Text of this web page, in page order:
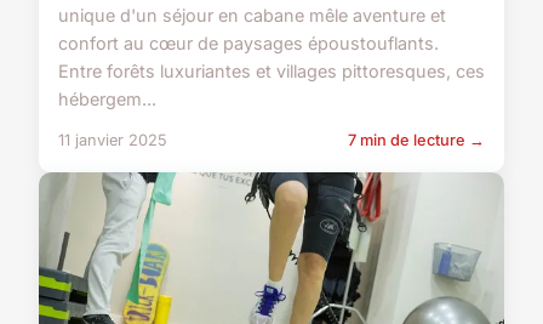
unique d'un séjour en cabane mêle aventure et
confort au cœur de paysages époustouflants.
Entre forêts luxuriantes et villages pittoresques, ces
hébergem...
11 janvier 2025 7 min de lecture →